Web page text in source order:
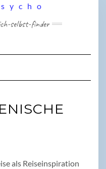
selbst-finder
Navigation